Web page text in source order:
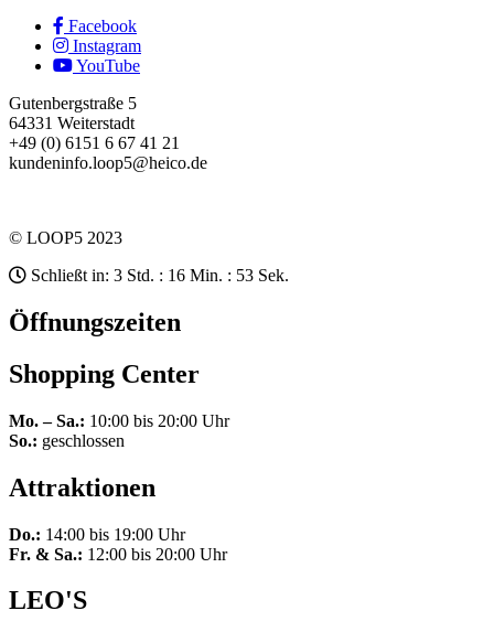
Facebook
Instagram
YouTube
Gutenbergstraße 5
64331 Weiterstadt
+49 (0) 6151 6 67 41 21
kundeninfo.loop5@heico.de
© LOOP5 2023
Schließt in: 3 Std. : 16 Min. : 53 Sek.
Öffnungszeiten
Shopping Center
Mo. – Sa.: 10:00 bis 20:00 Uhr
So.: geschlossen
Attraktionen
Do.: 14:00 bis 19:00 Uhr
Fr. & Sa.: 12:00 bis 20:00 Uhr
LEO'S